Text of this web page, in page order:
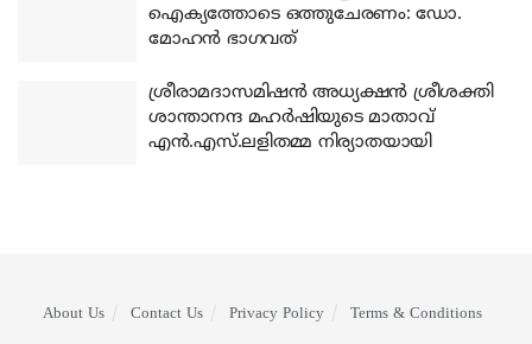
ഐക്യത്തോടെ ഒത്തുചേരണം: ഡോ.
മോഹന്‍ ഭാഗവത്
ശ്രീരാമദാസമിഷന്‍ അധ്യക്ഷന്‍ ശ്രീശക്തി
ശാന്താനന്ദ മഹര്‍ഷിയുടെ മാതാവ്
എന്‍.എസ്.ലളിതമ്മ നിര്യാതയായി
About Us Contact Us Privacy Policy Terms & Conditions